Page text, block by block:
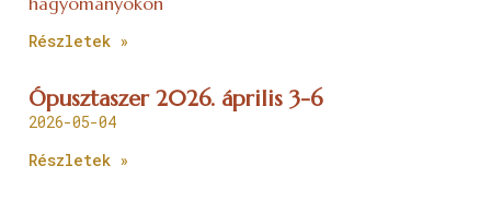
Részletek »
Ópusztaszer 2026. április 3-6
2026-05-04
Részletek »